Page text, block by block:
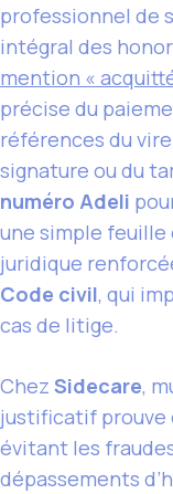
professionnel de
intégral des
mention «
précise du
références du
signature ou du
numéro Adeli
une simple feuille
juridique
Code civil, qui
cas de litige.
Chez Sidecare,
justificatif prouve
évitant les
dépassements